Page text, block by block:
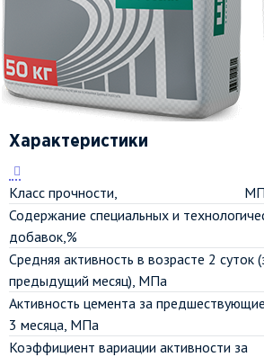
Характеристики
Класс прочности,
Содержание специальных и
добавок,%
Средняя активность в возрасте 2 суток
предыдущий месяц), МПа
Активность цемента за предшествующие
3 месяца, МПа
Коэффициент вариации активности за